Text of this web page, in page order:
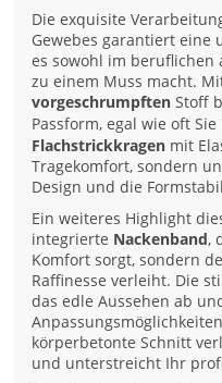
Die exquisite
Gewebes garantiert eine
es sowohl im beruflichen
zu einem Muss macht.
vorgeschrumpften Stoff
Passform, egal wie oft Sie
Flachstrickkragen mit
Tragekomfort, sondern
Design und die
Ein weiteres Highlight
integrierte Nackenband,
Komfort sorgt, sondern
Raffinesse verleiht. Die
das edle Aussehen ab
körperbetonte Schnitt
und unterstreicht Ihr